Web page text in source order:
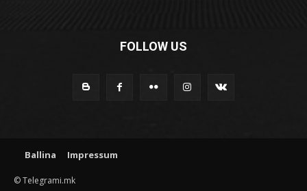
FOLLOW US
Ballina Impressum
© Telegrami.mk